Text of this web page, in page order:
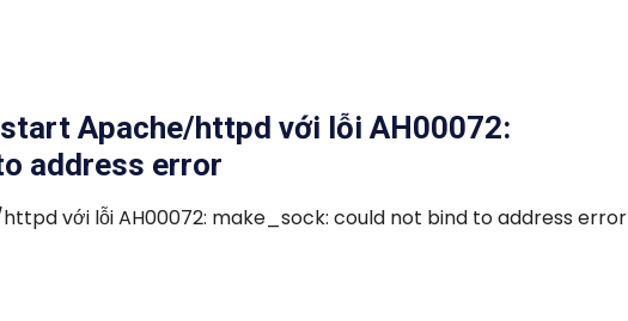
start Apache/httpd với lỗi AH00072:
address error
với lỗi AH00072: make_sock: could not bind to address error